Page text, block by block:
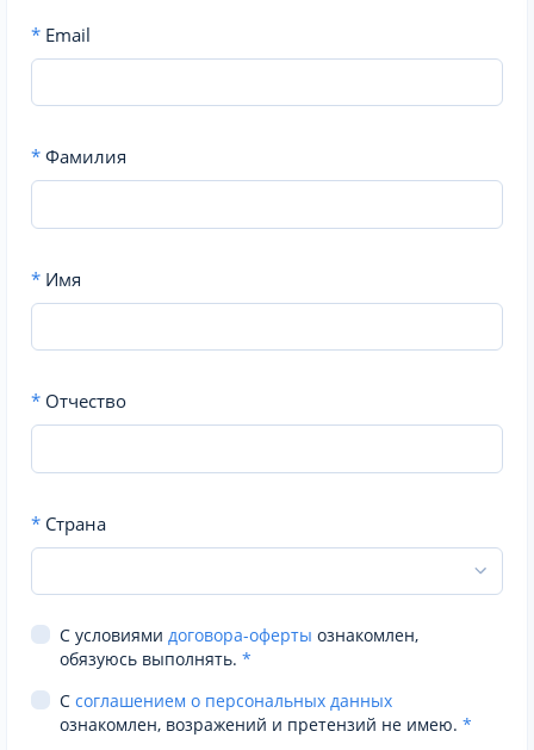
* Email
* Фамилия
* Имя
* Отчество
* Страна
С условиями договора-оферты ознакомлен,
обязуюсь выполнять. *
С соглашением о персональных данных
ознакомлен, возражений и претензий не имею. *